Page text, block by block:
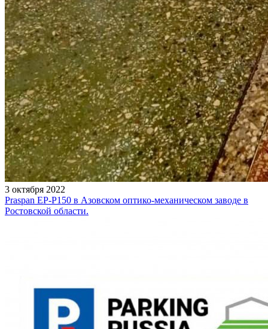
3 октября 2022
Praspan EP-P150 в Азовском оптико-механическом заводе в
Ростовской области.